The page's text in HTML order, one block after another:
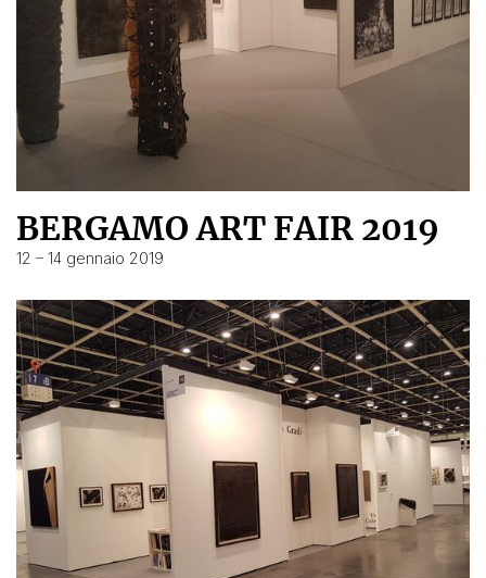
BERGAMO ART FAIR 2019
12 – 14 gennaio 2019